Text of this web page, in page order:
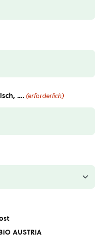
…. (erforderlich)
AUSTRIA